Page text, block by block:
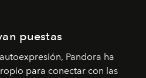
puestas
Pandora ha
para conectar con las